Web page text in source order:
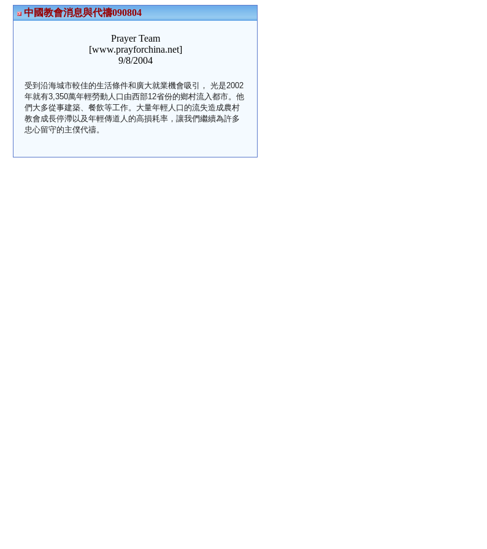
中國教會消息與代禱090804
Prayer Team
[www.prayforchina.net]
9/8/2004
受到沿海城市較佳的生活條件和廣大就業機會吸引， 光是2002
年就有3,350萬年輕勞動人口由西部12省份的鄉村流入都市。他
們大多從事建築、餐飲等工作。大量年輕人口的流失造成農村
教會成長停滯以及年輕傳道人的高損耗率，讓我們繼續為許多
忠心留守的主僕代禱。